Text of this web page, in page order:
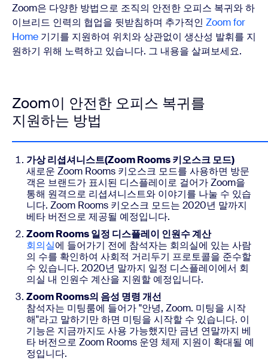
Zoom은 다양한 방법으로 조직의 안전한 오피스 복귀와 하
이브리드 인력의 협업을 뒷받침하며 추가적인 Zoom for
Home 기기를 지원하여 위치와 상관없이 생산성 발휘를 지
원하기 위해 노력하고 있습니다. 그 내용을 살펴보세요.
Zoom이 안전한 오피스 복귀를
지원하는 방법
가상 리셥셔니스트(Zoom Rooms 키오스크 모드)
새로운 Zoom Rooms 키오스크 모드를 사용하면 방문
객은 브랜드가 표시된 디스플레이로 걸어가 Zoom을
통해 원격으로 리셥셔니스트와 이야기를 나눌 수 있습
니다. Zoom Rooms 키오스크 모드는 2020년 말까지
베타 버전으로 제공될 예정입니다.
Zoom Rooms 일정 디스플레이 인원수 계산
회의실에 들어가기 전에 참석자는 회의실에 있는 사람
의 수를 확인하여 사회적 거리두기 프로토콜을 준수할
수 있습니다. 2020년 말까지 일정 디스플레이에서 회
의실 내 인원수 계산을 지원할 예정입니다.
Zoom Rooms의 음성 명령 개선
참석자는 미팅룸에 들어가 "안녕, Zoom. 미팅을 시작
해"라고 말하기만 하면 미팅을 시작할 수 있습니다. 이
기능은 지금까지도 사용 가능했지만 금년 연말까지 베
타 버전으로 Zoom Rooms 운영 체제 지원이 확대될 예
정입니다.